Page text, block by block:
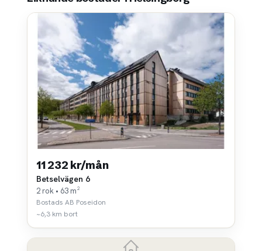
11 232 kr/mån
Betselvägen 6
2 rok • 63 m²
Bostads AB Poseidon
~6,3 km bort